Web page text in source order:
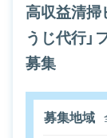
高収益清掃
うじ代行」
募集
募集地域